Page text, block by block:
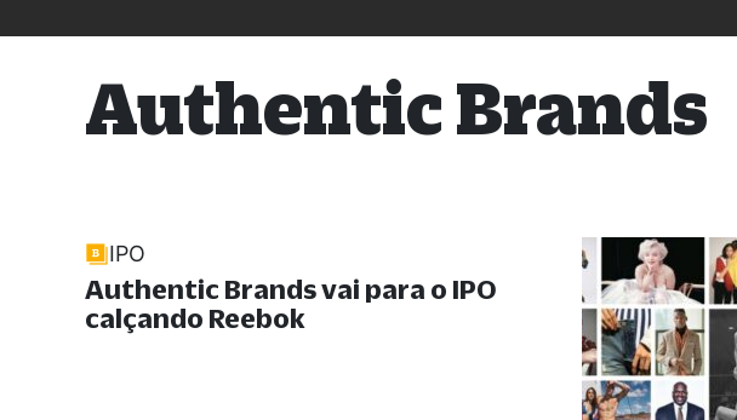
Authentic Brands
IPO
Authentic Brands vai para o IPO
calçando Reebok